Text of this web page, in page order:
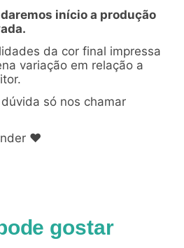
daremos início a produção
da cor final impressa
variação em relação a
só nos chamar
♥
gostar